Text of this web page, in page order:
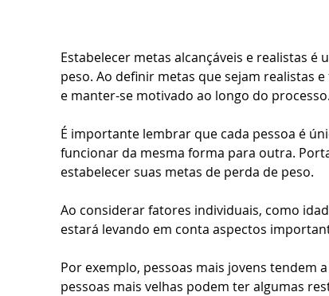
Estabelecer metas alcançáveis e realistas
peso. Ao definir metas que sejam realistas
e manter-se motivado ao longo do processo.
É importante lembrar que cada pessoa é
funcionar da mesma forma para outra.
estabelecer suas metas de perda de peso.
Ao considerar fatores individuais, como
estará levando em conta aspectos
Por exemplo, pessoas mais jovens tendem
pessoas mais velhas podem ter algumas